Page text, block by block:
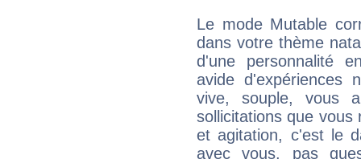
Le mode Mutable
dans votre thème
d'une personnalité
avide d'expériences
vive, souple, vous
sollicitations que vous
et agitation, c'est le
avec vous, pas